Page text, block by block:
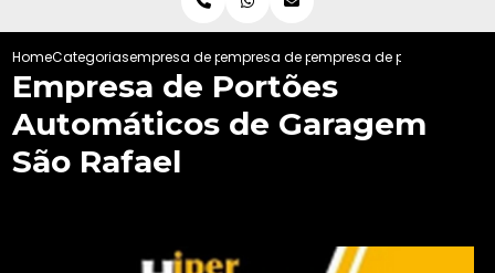
HomeCategoriasempresa de portoes automaticos
empresa de portao automatico de
empresa de portoes
Empresa de Portões
Automáticos de Garagem
São Rafael